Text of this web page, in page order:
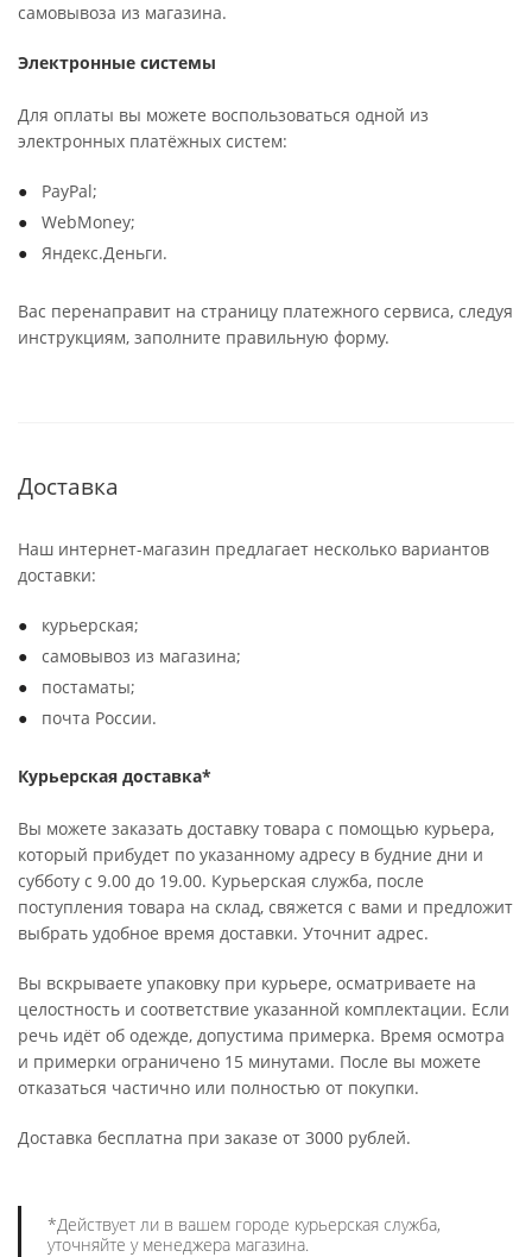
самовывоза из магазина.
Электронные системы
Для оплаты вы можете воспользоваться одной из
электронных платёжных систем:
PayPal;
WebMoney;
Яндекс.Деньги.
Вас перенаправит на страницу платежного сервиса, следуя
инструкциям, заполните правильную форму.
Доставка
Наш интернет-магазин предлагает несколько вариантов
доставки:
курьерская;
самовывоз из магазина;
постаматы;
почта России.
Курьерская доставка*
Вы можете заказать доставку товара с помощью курьера,
который прибудет по указанному адресу в будние дни и
субботу с 9.00 до 19.00. Курьерская служба, после
поступления товара на склад, свяжется с вами и предложит
выбрать удобное время доставки. Уточнит адрес.
Вы вскрываете упаковку при курьере, осматриваете на
целостность и соответствие указанной комплектации. Если
речь идёт об одежде, допустима примерка. Время осмотра
и примерки ограничено 15 минутами. После вы можете
отказаться частично или полностью от покупки.
Доставка бесплатна при заказе от 3000 рублей.
*Действует ли в вашем городе курьерская служба,
уточняйте у менеджера магазина.